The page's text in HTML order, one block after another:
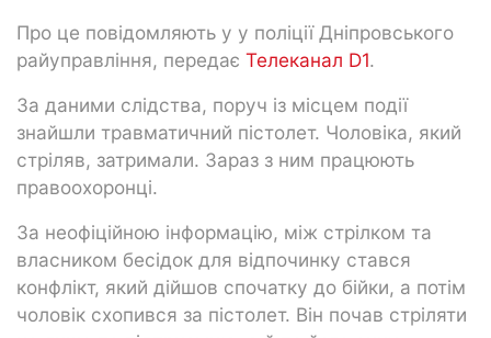
Про це повідомляють у у поліції Дніпровського
райуправління, передає Телеканал D1.
За даними слідства, поруч із місцем події
знайшли травматичний пістолет. Чоловіка, який
стріляв, затримали. Зараз з ним працюють
правоохоронці.
За неофіційною інформацію, між стрілком та
власником бесідок для відпочинку стався
конфлікт, який дійшов спочатку до бійки, а потім
чоловік схопився за пістолет. Він почав стріляти